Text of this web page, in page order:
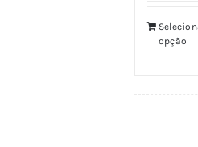
opção